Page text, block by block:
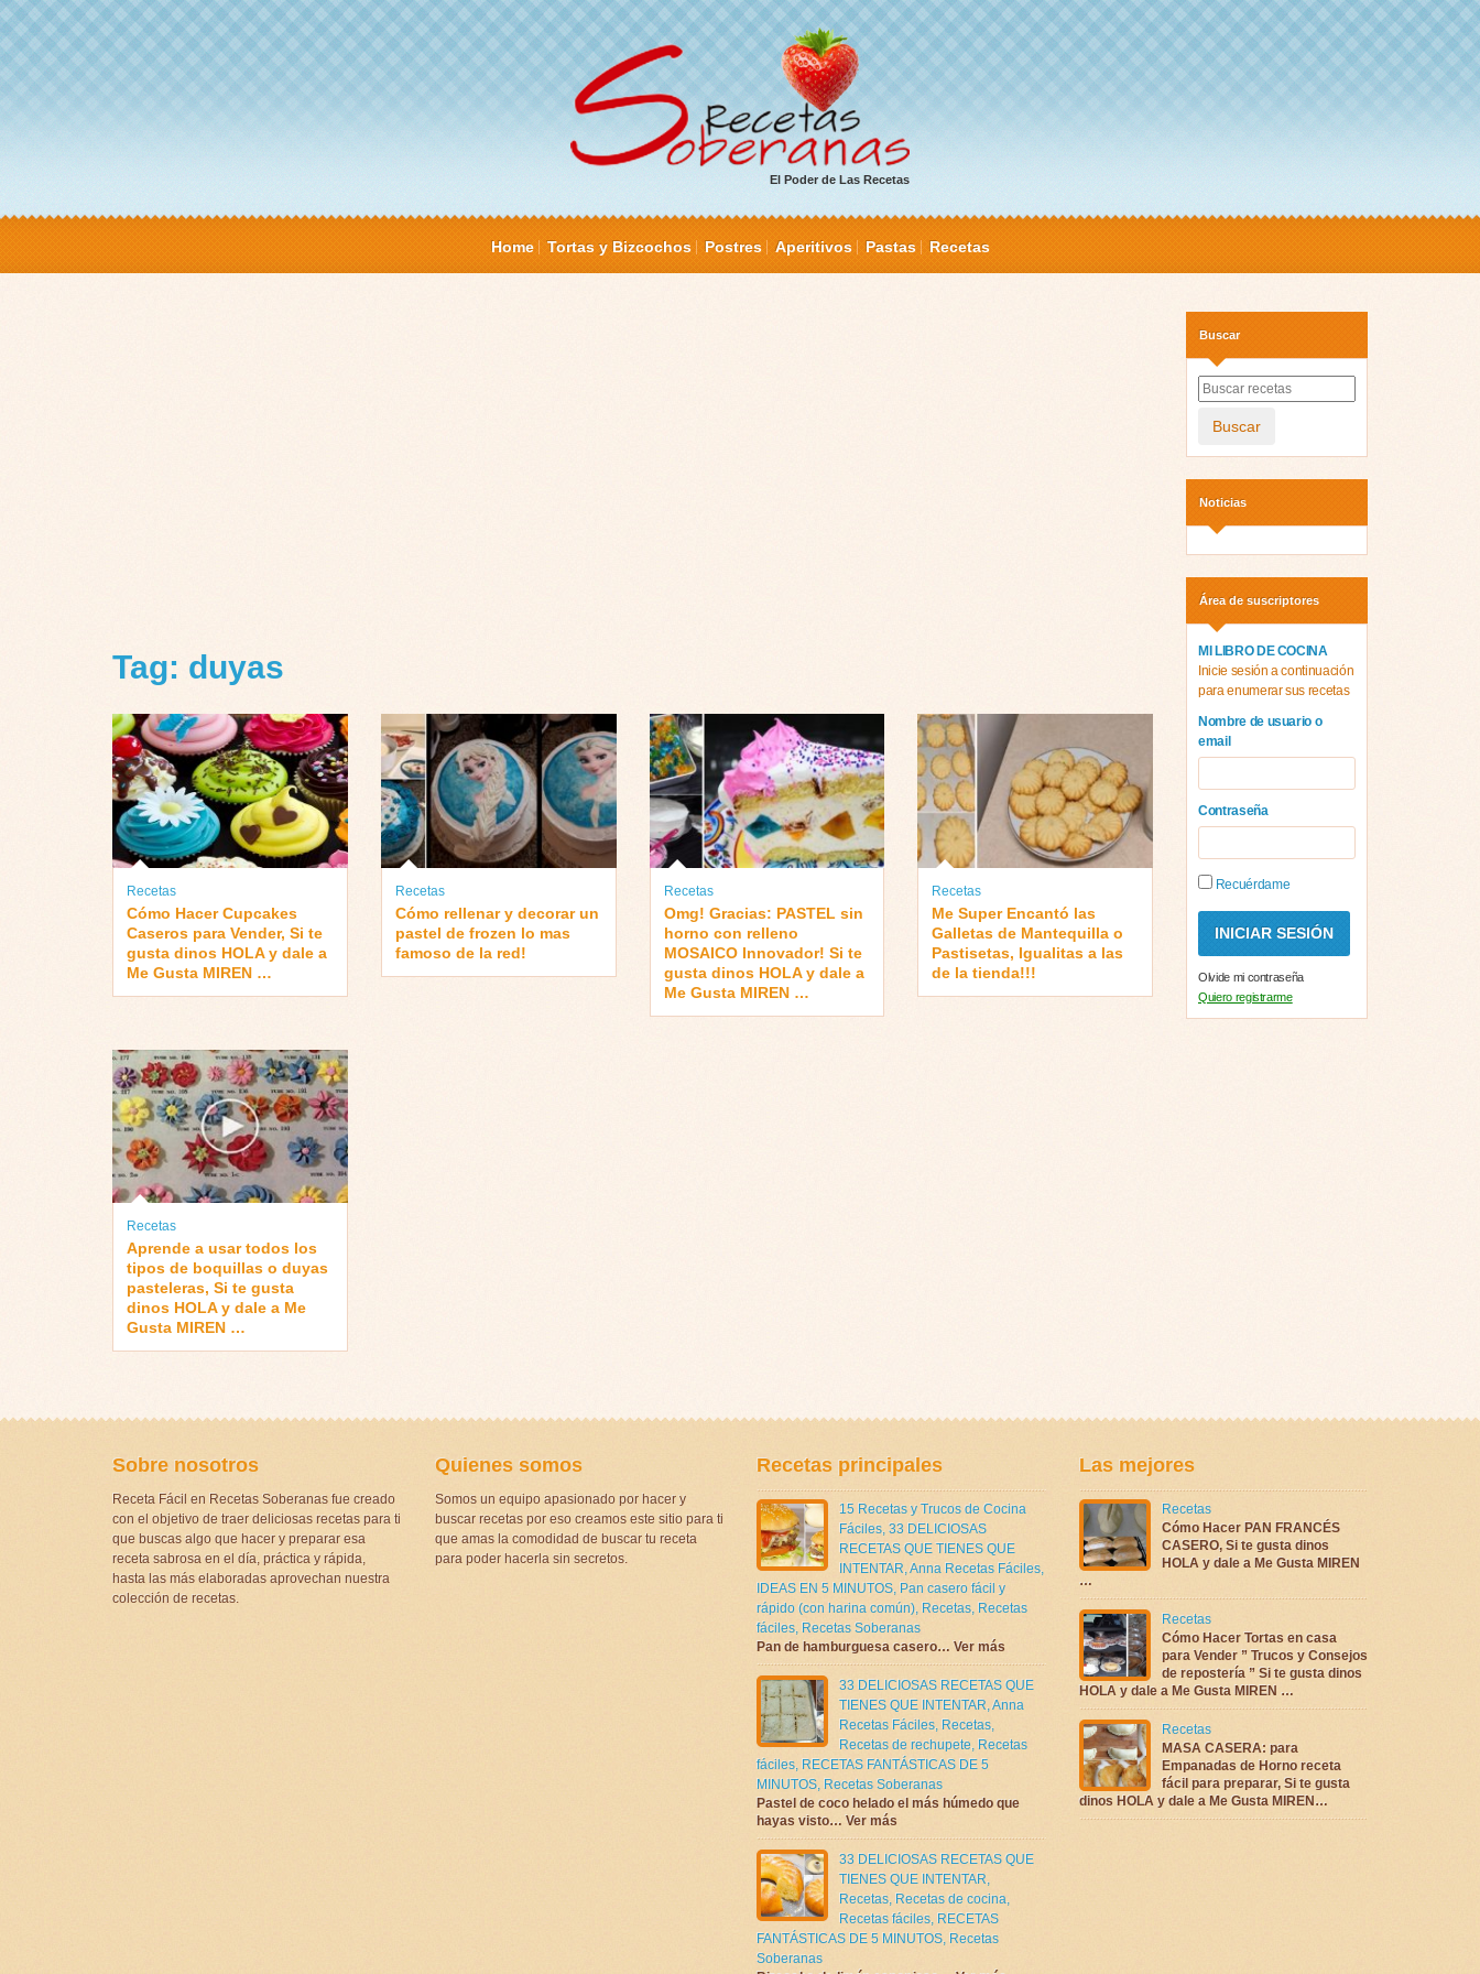
El Poder de Las Recetas
Home Tortas y Bizcochos Postres Aperitivos Pastas Recetas
Tag: duyas
Recetas
Cómo Hacer Cupcakes
Caseros para Vender, Si te
gusta dinos HOLA y dale a
Me Gusta MIREN …
Recetas
Cómo rellenar y decorar un
pastel de frozen lo mas
famoso de la red!
Recetas
Omg! Gracias: PASTEL sin
horno con relleno
MOSAICO Innovador! Si te
gusta dinos HOLA y dale a
Me Gusta MIREN …
Recetas
Me Super Encantó las
Galletas de Mantequilla o
Pastisetas, Igualitas a las
de la tienda!!!
Recetas
Aprende a usar todos los
tipos de boquillas o duyas
pasteleras, Si te gusta
dinos HOLA y dale a Me
Gusta MIREN …
Buscar
Buscar
Noticias
Área de suscriptores
MI LIBRO DE COCINA
Inicie sesión a continuación
para enumerar sus recetas
Nombre de usuario o
email
Contraseña
Recuérdame
Olvide mi contraseña
Quiero registrarme
Sobre nosotros
Receta Fácil en Recetas Soberanas fue creado
con el objetivo de traer deliciosas recetas para ti
que buscas algo que hacer y preparar esa
receta sabrosa en el día, práctica y rápida,
hasta las más elaboradas aprovechan nuestra
colección de recetas.
Quienes somos
Somos un equipo apasionado por hacer y
buscar recetas por eso creamos este sitio para ti
que amas la comodidad de buscar tu receta
para poder hacerla sin secretos.
Recetas principales
15 Recetas y Trucos de Cocina
Fáciles, 33 DELICIOSAS
RECETAS QUE TIENES QUE
INTENTAR,Anna Recetas Fáciles,
IDEAS EN 5 MINUTOS, Pan casero fácil y
rápido (con harina común), Recetas, Recetas
fáciles, Recetas Soberanas
Pan de hamburguesa casero… Ver más
33 DELICIOSAS RECETAS QUE
TIENES QUE INTENTAR,Anna
Recetas Fáciles, Recetas,
Recetas de rechupete, Recetas
fáciles, RECETAS FANTÁSTICAS DE 5
MINUTOS, Recetas Soberanas
Pastel de coco helado el más húmedo que
hayas visto… Ver más
33 DELICIOSAS RECETAS QUE
TIENES QUE INTENTAR,
Recetas, Recetas de cocina,
Recetas fáciles, RECETAS
FANTÁSTICAS DE 5 MINUTOS, Recetas
Soberanas
Las mejores
Recetas
Cómo Hacer PAN FRANCÉS
CASERO, Si te gusta dinos
HOLA y dale a Me Gusta MIREN
…
Recetas
Cómo Hacer Tortas en casa
para Vender ” Trucos y Consejos
de repostería ” Si te gusta dinos
HOLA y dale a Me Gusta MIREN …
Recetas
MASA CASERA: para
Empanadas de Horno receta
fácil para preparar, Si te gusta
dinos HOLA y dale a Me Gusta MIREN…